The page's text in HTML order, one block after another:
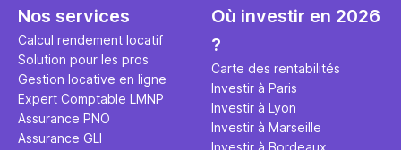
ce secret
principale
études et
Nos services
Calcul rendement locatif
Solution pour les pros
Gestion locative en ligne
Expert Comptable LMNP
Assurance PNO
Assurance GLI
Où investir en 2026
?
Carte des rentabilités
Investir à Paris
Investir à Lyon
Investir à Marseille
Investir à Bordeaux